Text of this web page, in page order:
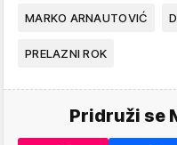
MARKO ARNAUTOVIĆ
PRELAZNI ROK
Pridruži se